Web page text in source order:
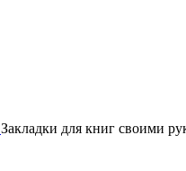
Закладки для книг своими